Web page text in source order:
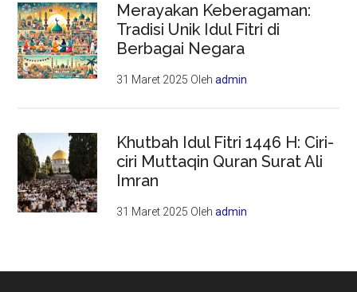
Merayakan Keberagaman:
Tradisi Unik Idul Fitri di
Berbagai Negara
31 Maret 2025 Olehadmin
Khutbah Idul Fitri 1446 H: Ciri-
ciri Muttaqin Quran Surat Ali
Imran
31 Maret 2025 Olehadmin